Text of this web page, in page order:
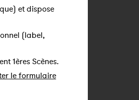
et dispose
(label,
1ères Scènes.
le formulaire